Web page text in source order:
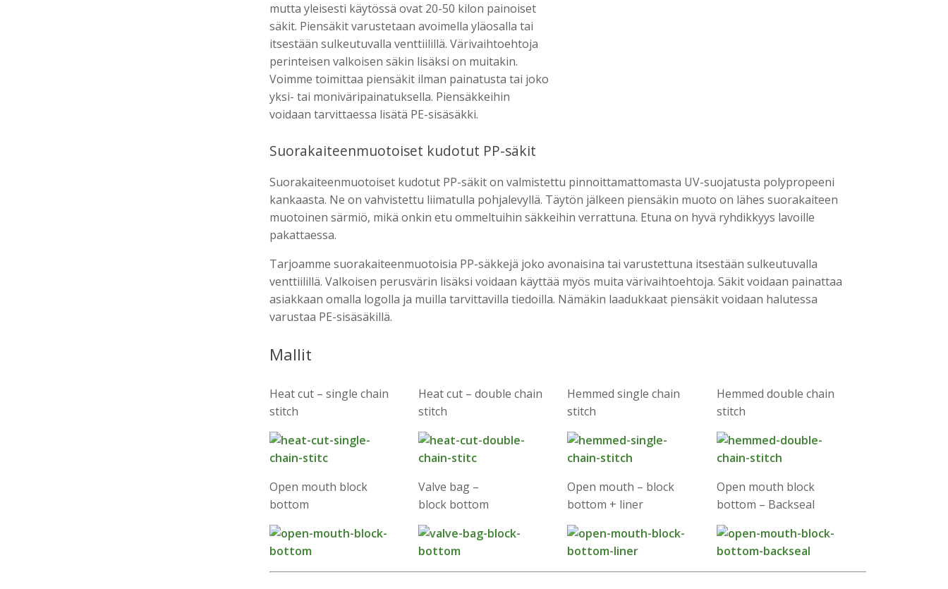
mutta yleisesti käytössä ovat 20-50 kilon painoiset
säkit. Piensäkit varustetaan avoimella yläosalla tai
itsestään sulkeutuvalla venttiilillä. Värivaihtoehtoja
perinteisen valkoisen säkin lisäksi on muitakin.
Voimme toimittaa piensäkit ilman painatusta tai joko
yksi- tai moniväripainatuksella. Piensäkkeihin
voidaan tarvittaessa lisätä PE-sisäsäkki.
Suorakaiteenmuotoiset kudotut PP-säkit
Suorakaiteenmuotoiset kudotut PP-säkit on valmistettu pinnoittamattomasta UV-suojatusta polypropeeni
kankaasta. Ne on vahvistettu liimatulla pohjalevyllä. Täytön jälkeen piensäkin muoto on lähes suorakaiteen
muotoinen särmiö, mikä onkin etu ommeltuihin säkkeihin verrattuna. Etuna on hyvä ryhdikkyys lavoille
pakattaessa.
Tarjoamme suorakaiteenmuotoisia PP-säkkejä joko avonaisina tai varustettuna itsestään sulkeutuvalla
venttiilillä. Valkoisen perusvärin lisäksi voidaan käyttää myös muita värivaihtoehtoja. Säkit voidaan painattaa
asiakkaan omalla logolla ja muilla tarvittavilla tiedoilla. Nämäkin laadukkaat piensäkit voidaan halutessa
varustaa PE-sisäsäkillä.
Mallit
Heat cut – single chain
stitch
Heat cut – double chain
stitch
Hemmed single chain
stitch
Hemmed double chain
stitch
Open mouth block
bottom
Valve bag –
block bottom
Open mouth – block
bottom + liner
Open mouth block
bottom – Backseal